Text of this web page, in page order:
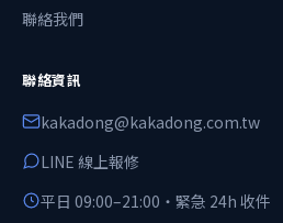
聯絡我們
聯絡資訊
kakadong@kakadong.com.tw
LINE 線上報修
平日 09:00–21:00・緊急 24h 收件